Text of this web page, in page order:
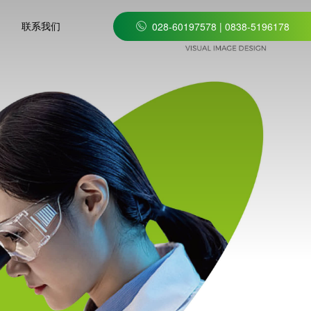
联系我们 028-60197578 | 0838-5196178